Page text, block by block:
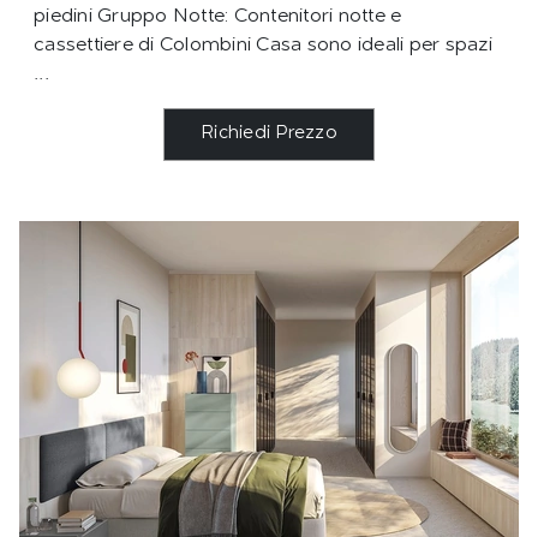
piedini Gruppo Notte: Contenitori notte e
cassettiere di Colombini Casa sono ideali per spazi
...
Richiedi Prezzo